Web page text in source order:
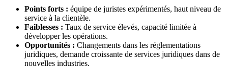
Points forts : équipe de juristes expérimentés, haut niveau de
service à la clientèle.
Faiblesses : Taux de service élevés, capacité limitée à
développer les opérations.
Opportunités : Changements dans les réglementations
juridiques, demande croissante de services juridiques dans de
nouvelles industries.